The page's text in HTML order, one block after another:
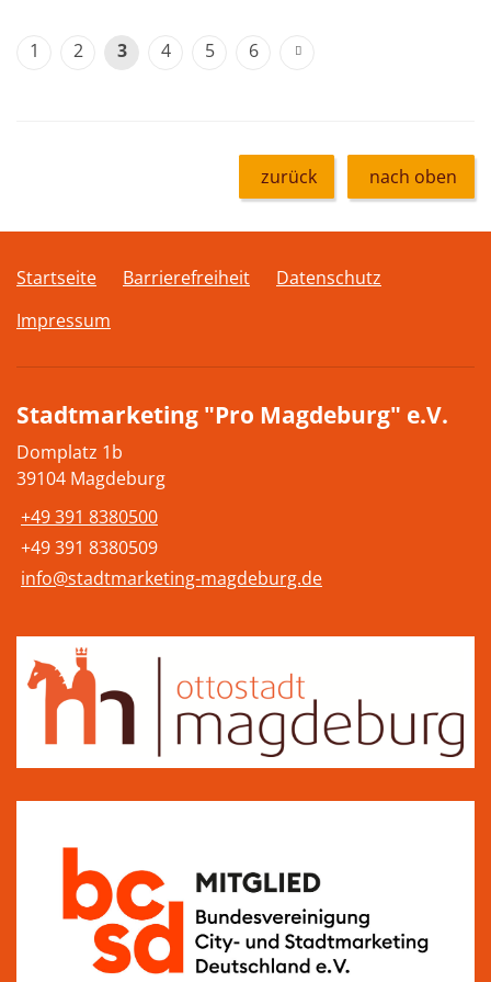
1 2 3 4 5 6
zurück nach oben
Startseite Barrierefreiheit
Datenschutz
Impressum
Stadtmarketing "Pro Magdeburg" e.V.
Domplatz 1b
39104 Magdeburg
+49 391 8380500
+49 391 8380509
info@stadtmarketing-magdeburg.de